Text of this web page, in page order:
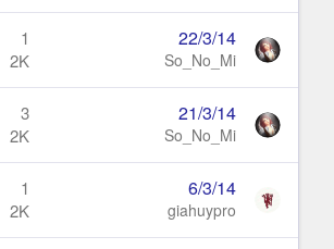
1
2K
22/3/14
So_No_Mi
3
2K
21/3/14
So_No_Mi
1
2K
6/3/14
giahuypro